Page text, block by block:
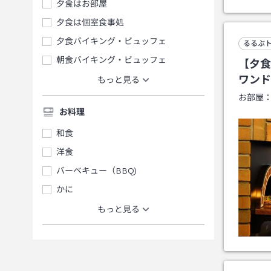
夕食はお部屋
夕食は個室食事処
夕食バイキング・ビュッフェ
朝食バイキング・ビュッフェ
もっと見る
お料理
和食
洋食
バーベキュー（BBQ)
かに
もっと見る
るるぶ
【夕
ワン
お部屋